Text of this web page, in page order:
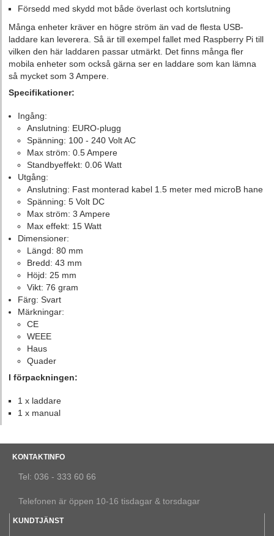
Försedd med skydd mot både överlast och kortslutning
Många enheter kräver en högre ström än vad de flesta USB-
laddare kan leverera. Så är till exempel fallet med Raspberry Pi till
vilken den här laddaren passar utmärkt. Det finns många fler
mobila enheter som också gärna ser en laddare som kan lämna
så mycket som 3 Ampere.
Specifikationer:
Ingång:
Anslutning: EURO-plugg
Spänning: 100 - 240 Volt AC
Max ström: 0.5 Ampere
Standbyeffekt: 0.06 Watt
Utgång:
Anslutning: Fast monterad kabel 1.5 meter med microB hane
Spänning: 5 Volt DC
Max ström: 3 Ampere
Max effekt: 15 Watt
Dimensioner:
Längd: 80 mm
Bredd: 43 mm
Höjd: 25 mm
Vikt: 76 gram
Färg: Svart
Märkningar:
CE
WEEE
Haus
Quader
I förpackningen:
1 x laddare
1 x manual
KONTAKTINFO
Tel: 036 - 333 60 66
Telefonen är öppen 10-16 tisdagar & torsdagar
KUNDTJÄNST